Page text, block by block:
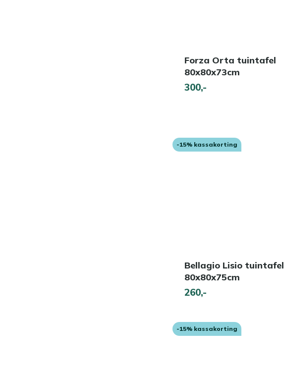
Forza Orta tuintafel
80x80x73cm
300,-
-15% kassakorting
Bellagio Lisio tuintafel
80x80x75cm
260,-
-15% kassakorting